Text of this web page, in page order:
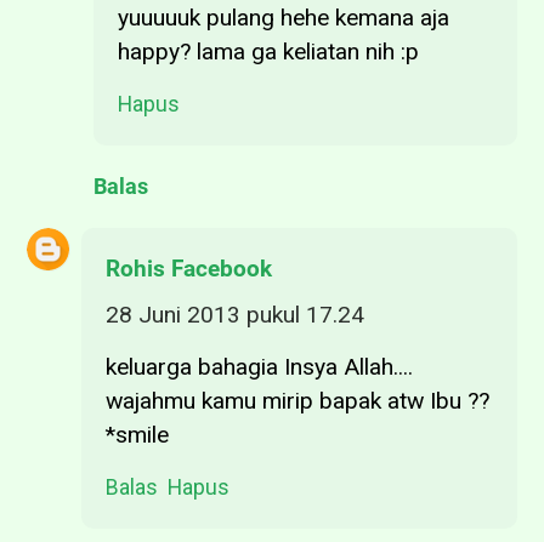
yuuuuuk pulang hehe kemana aja
happy? lama ga keliatan nih :p
Hapus
Balas
Rohis Facebook
28 Juni 2013 pukul 17.24
keluarga bahagia Insya Allah....
wajahmu kamu mirip bapak atw Ibu ??
*smile
Balas Hapus